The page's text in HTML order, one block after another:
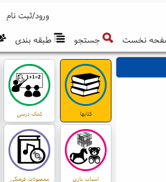
ورود/ثبت نام
نخست
جستجو طبقه بندی
کتابها کمک درسی
اسباب بازی محصولات فرهنگی